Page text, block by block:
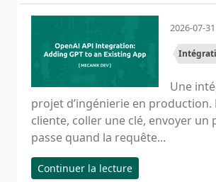
2026-07-31
Une
projet d’ingénierie en
cliente, coller une clé, envoyer
passe quand la requête...
Continuer la lecture